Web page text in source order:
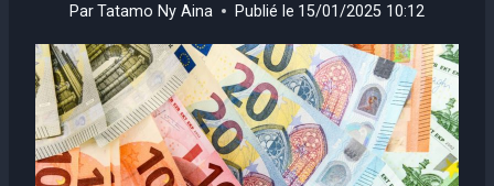
ParTatamo Ny Aina Publié le 15/01/2025 10:12